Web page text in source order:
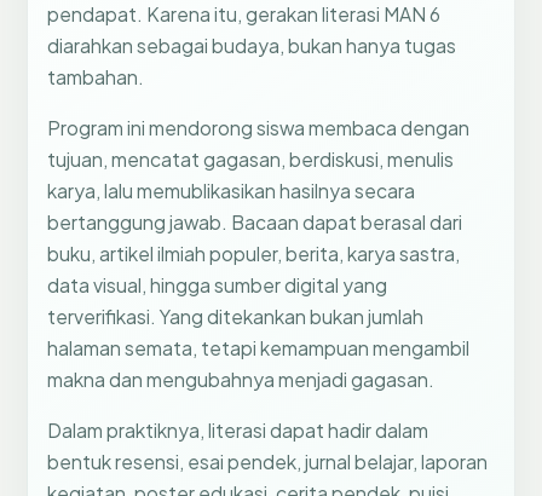
pendapat. Karena itu, gerakan literasi MAN 6
diarahkan sebagai budaya, bukan hanya tugas
tambahan.
Program ini mendorong siswa membaca dengan
tujuan, mencatat gagasan, berdiskusi, menulis
karya, lalu memublikasikan hasilnya secara
bertanggung jawab. Bacaan dapat berasal dari
buku, artikel ilmiah populer, berita, karya sastra,
data visual, hingga sumber digital yang
terverifikasi. Yang ditekankan bukan jumlah
halaman semata, tetapi kemampuan mengambil
makna dan mengubahnya menjadi gagasan.
Dalam praktiknya, literasi dapat hadir dalam
bentuk resensi, esai pendek, jurnal belajar, laporan